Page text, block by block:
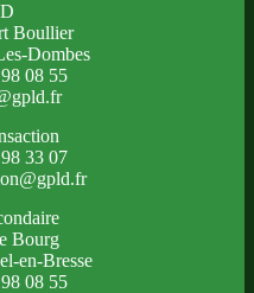
Boullier
Dombes
08 55
33 07
Bourg
en-Bresse
08 55